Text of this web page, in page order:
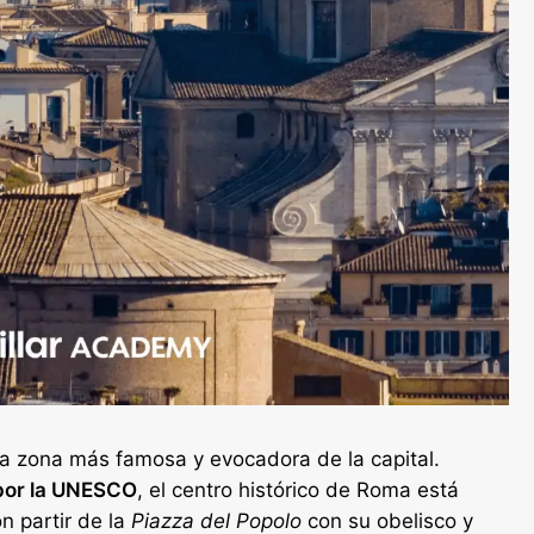
zona más famosa y evocadora de la capital.
la UNESCO, el centro histórico de Roma está
partir de la Piazza del Popolo con su obelisco y